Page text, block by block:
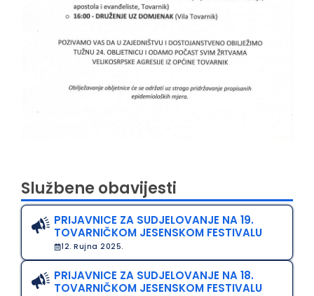
Službene obavijesti
PRIJAVNICE ZA SUDJELOVANJE NA 19.
TOVARNIČKOM JESENSKOM FESTIVALU
12. Rujna 2025.
PRIJAVNICE ZA SUDJELOVANJE NA 18.
TOVARNIČKOM JESENSKOM FESTIVALU